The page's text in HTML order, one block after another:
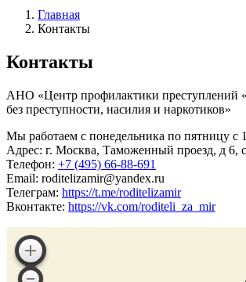
Главная
Контакты
Контакты
АНО «Центр профилактики преступлений
без преступности, насилия и наркотиков»
Мы работаем с понедельника по пятницу с
Адрес: г. Москва, Таможенный проезд, д 6,
Телефон: +7 (495) 66-88-691
Email: roditelizamir@yandex.ru
Телеграм: https://t.me/roditelizamir
Вконтакте: https://vk.com/roditeli_za_mir